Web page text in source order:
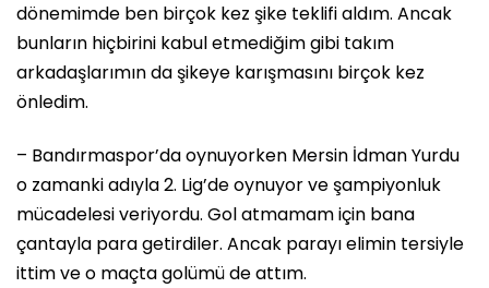
dönemimde ben birçok kez şike teklifi aldım. Ancak
bunların hiçbirini kabul etmediğim gibi takım
arkadaşlarımın da şikeye karışmasını birçok kez
önledim.
– Bandırmaspor’da oynuyorken Mersin İdman Yurdu
o zamanki adıyla 2. Lig’de oynuyor ve şampiyonluk
mücadelesi veriyordu. Gol atmamam için bana
çantayla para getirdiler. Ancak parayı elimin tersiyle
ittim ve o maçta golümü de attım.